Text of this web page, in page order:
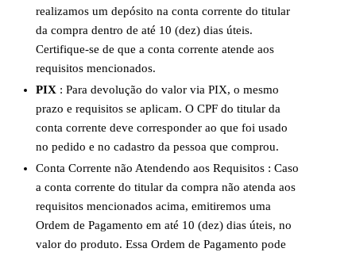
realizamos um depósito na conta corrente do titular
da compra dentro de até 10 (dez) dias úteis.
Certifique-se de que a conta corrente atende aos
requisitos mencionados.
PIX : Para devolução do valor via PIX, o mesmo
prazo e requisitos se aplicam. O CPF do titular da
conta corrente deve corresponder ao que foi usado
no pedido e no cadastro da pessoa que comprou.
Conta Corrente não Atendendo aos Requisitos : Caso
a conta corrente do titular da compra não atenda aos
requisitos mencionados acima, emitiremos uma
Ordem de Pagamento em até 10 (dez) dias úteis, no
valor do produto. Essa Ordem de Pagamento pode